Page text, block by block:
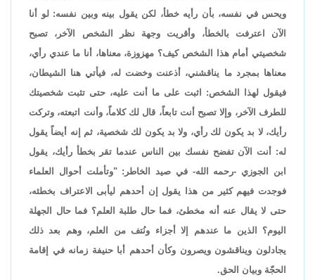
ويحس في نفسه، بأن رأيه خطأ، لكن يقول بينه وبين نفسه: لو أنا
الآن اعترفت بالخطأ، وأقريت وجهة نظر الشخص الآخر، تصبح
شخصيتي أمام هذا الشخص كيف؟ مهزوزة، معناها، أنا ما عندي رأي،
معناها بمجرد ما يناقشني، أذعنت وخضت له، فيأتي هنا الشيطان،
فيقول لهذا الشخص: اثبت على ما أنت عليه، حتى تثبت شخصيتك
للطرف الآخر، وإلا تصبح أنت تابعاً، قال لك كلاماً، وأنت اتبعته، وتركت
رأيك، لا بد يكون لك رأي، ولا بد يكون لك شخصية، ثم إنه أيضاً يقول
له: أنت الآن تفضح نفسك بين الناس عندما تقر بخطأ رأيك، يقول
ابن الجوزي -رحمه الله- في صيد الخاطر: "وتأملت أحوال العلماء
فوجدت فيهم كثير من هذا يقول إن أحدهم ليأبى الاعتراف بخطئه،
حتى لا يقال عنه أنه مخطئ، فما حال طلبة العلم؟ فما حال الجهلة
اليوم؟ الذين ما عندهم إلا أجزاء ونُتف من العلم، وهم بعد ذلك
يجادلون ويناقشون ويصرون وكأن أحدهم أبا حنيفة زمانه في إقامة
الحجّة وبيان الحق.